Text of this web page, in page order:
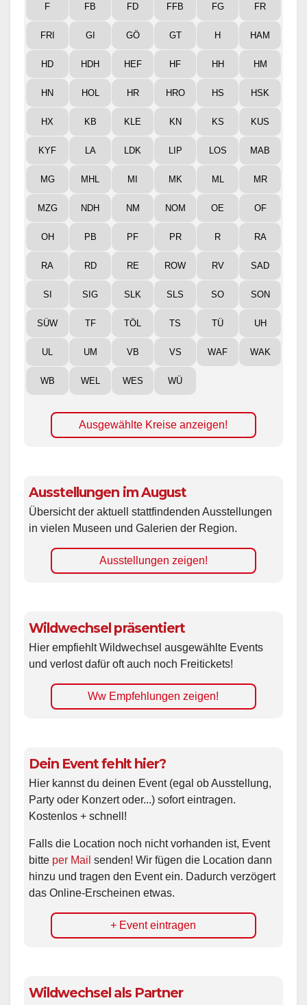
F FB FD FFB FG FR
FRI GI GÖ GT H HAM
HD HDH HEF HF HH HM
HN HOL HR HRO HS HSK
HX KB KLE KN KS KUS
KYF LA LDK LIP LOS MAB
MG MHL MI MK ML MR
MZG NDH NM NOM OE OF
OH PB PF PR R RA
RA RD RE ROW RV SAD
SI SIG SLK SLS SO SON
SÜW TF TÖL TS TÜ UH
UL UM VB VS WAF WAK
WB WEL WES WÜ
Ausgewählte Kreise anzeigen!
Ausstellungen im August
Übersicht der aktuell stattfindenden Ausstellungen
in vielen Museen und Galerien der Region.
Ausstellungen zeigen!
Wildwechsel präsentiert
Hier empfiehlt Wildwechsel ausgewählte Events
und verlost dafür oft auch noch Freitickets!
Ww Empfehlungen zeigen!
Dein Event fehlt hier?
Hier kannst du deinen Event (egal ob Ausstellung,
Party oder Konzert oder...) sofort eintragen.
Kostenlos + schnell!
Falls die Location noch nicht vorhanden ist, Event
bitte per Mail senden! Wir fügen die Location dann
hinzu und tragen den Event ein. Dadurch verzögert
das Online-Erscheinen etwas.
+ Event eintragen
Wildwechsel als Partner